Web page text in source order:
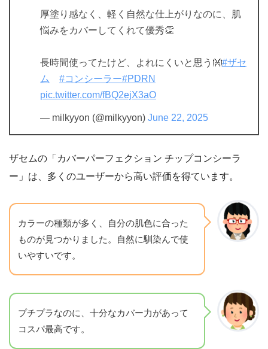
厚塗り感なく、軽く自然な仕上がりなのに、肌
悩みをカバーしてくれて優秀👏
長時間使ってたけど、よれにくいと思う👐#ザセ
ム
#コンシーラー#PDRN
pic.twitter.com/fBQ2ejX3aO
— milkyyon (@milkyyon) June 22, 2025
ザセムの「カバーパーフェクション チップコンシーラ
ー」は、多くのユーザーから高い評価を得ています。
カラーの種類が多く、自分の肌色に合った
ものが見つかりました。自然に馴染んで使
いやすいです。
プチプラなのに、十分なカバー力があって
コスパ最高です。